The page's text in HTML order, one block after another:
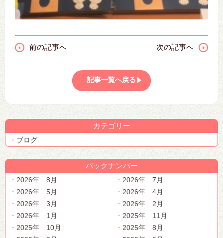
前の記事へ 次の記事へ
記事一覧へ戻る
カテゴリー
ブログ
バックナンバー
2026年 8月
2026年 7月
2026年 5月
2026年 4月
2026年 3月
2026年 2月
2026年 1月
2025年 11月
2025年 10月
2025年 8月